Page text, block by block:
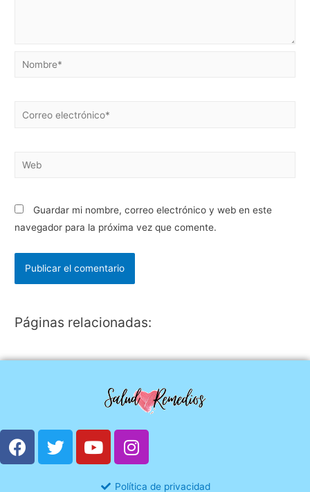
Guardar mi nombre, correo electrónico y web en este
navegador para la próxima vez que comente.
Páginas relacionadas:
Política de privacidad